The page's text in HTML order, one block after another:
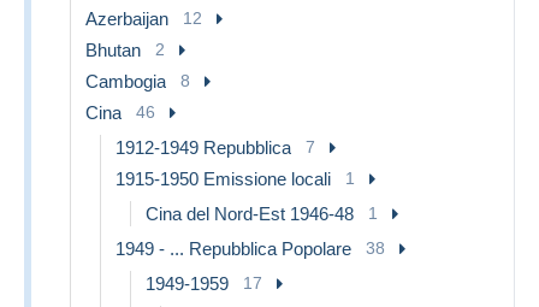
Azerbaijan 12
Bhutan 2
Cambogia 8
Cina 46
1912-1949 Repubblica 7
1915-1950 Emissione locali 1
Cina del Nord-Est 1946-48 1
1949 - ... Repubblica Popolare 38
1949-1959 17